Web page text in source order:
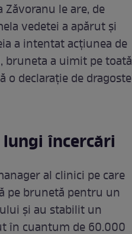
le are, de
vedetei a apărut și
a intentat acțiunea de
bruneta a uimit pe toată
o declarație de dragoste
încercări
al clinici pe care
pe brunetă pentru un
și au stabilit un
în cuantum de 60.000